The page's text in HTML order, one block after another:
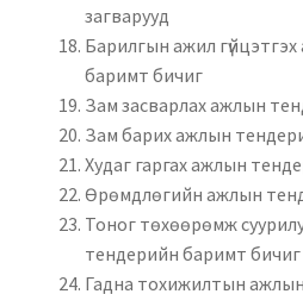
загварууд
Барилгын ажил
баримт бичиг
Зам засварлах ажлын
Зам барих ажлын
Худаг гаргах ажлын
Өрөмдлөгийн ажлын
Тоног төхөөрөмж
тендерийн баримт бичиг
Гадна тохижилтын